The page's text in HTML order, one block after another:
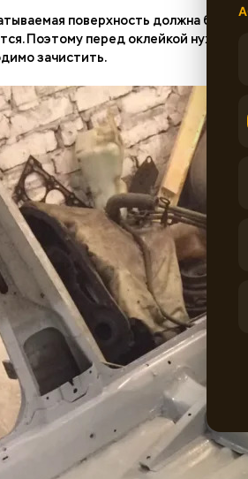
поверхность должна быть
Поэтому перед оклейкой нужно
зачистить.